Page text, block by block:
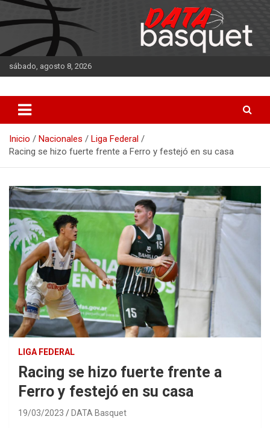
Saltar
al
contenido
sábado, agosto 8, 2026
DATA Basquet
Inicio Nacionales
Liga Federal
Racing se hizo fuerte frente a Ferro y festejó en su casa
LIGA FEDERAL
Racing se hizo fuerte frente a
Ferro y festejó en su casa
19/03/2023 DATA Basquet